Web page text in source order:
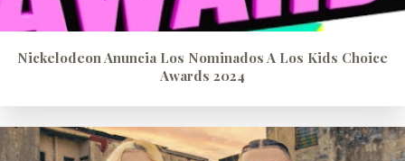
Nickelodeon Anuncia Los Nominados A Los Kids Choice
Awards 2024